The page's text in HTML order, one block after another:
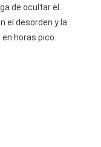
de ocultar el
el desorden y la
horas pico.